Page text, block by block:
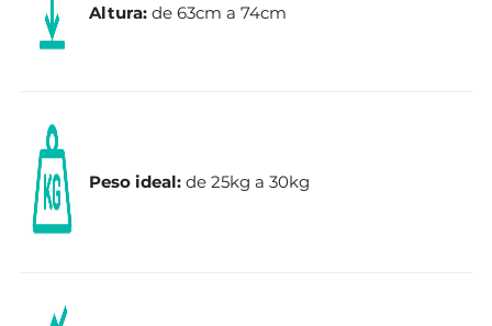
Altura: de 63cm a 74cm
Peso ideal: de 25kg a 30kg